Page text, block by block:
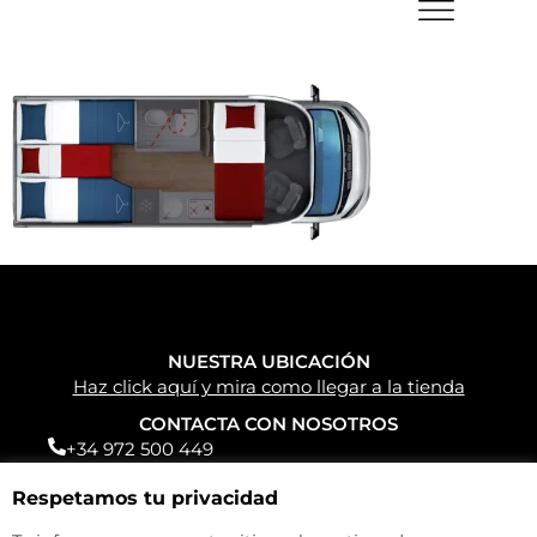
NUESTRA UBICACIÓN
Haz click aquí y mira como llegar a la tienda
CONTACTA CON NOSOTROS
+34 972 500 449
NUESTRAS REDES
Respetamos tu privacidad